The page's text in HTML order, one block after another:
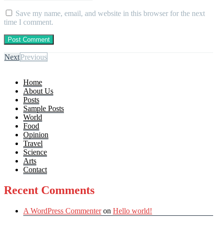
Save my name, email, and website in this browser for the next
time I comment.
NextPrevious
Home
About Us
Posts
Sample Posts
World
Food
Opinion
Travel
Science
Arts
Contact
Recent Comments
A WordPress Commenteron Hello world!